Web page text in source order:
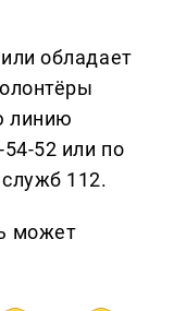
обладает
линию
52 или по
112.
может